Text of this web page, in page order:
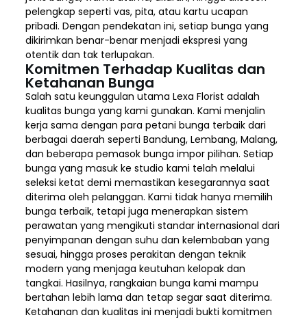
pelengkap seperti vas, pita, atau kartu ucapan
pribadi. Dengan pendekatan ini, setiap bunga yang
dikirimkan benar-benar menjadi ekspresi yang
otentik dan tak terlupakan.
Komitmen Terhadap Kualitas dan
Ketahanan Bunga
Salah satu keunggulan utama Lexa Florist adalah
kualitas bunga yang kami gunakan. Kami menjalin
kerja sama dengan para petani bunga terbaik dari
berbagai daerah seperti Bandung, Lembang, Malang,
dan beberapa pemasok bunga impor pilihan. Setiap
bunga yang masuk ke studio kami telah melalui
seleksi ketat demi memastikan kesegarannya saat
diterima oleh pelanggan. Kami tidak hanya memilih
bunga terbaik, tetapi juga menerapkan sistem
perawatan yang mengikuti standar internasional dari
penyimpanan dengan suhu dan kelembaban yang
sesuai, hingga proses perakitan dengan teknik
modern yang menjaga keutuhan kelopak dan
tangkai. Hasilnya, rangkaian bunga kami mampu
bertahan lebih lama dan tetap segar saat diterima.
Ketahanan dan kualitas ini menjadi bukti komitmen